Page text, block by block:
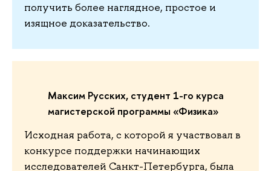
получить более наглядное, простое и
изящное доказательство.
Максим Русских, студент 1-го курса
магистерской программы «Физика»
Исходная работа, с которой я участвовал в
конкурсе поддержки начинающих
исследователей Санкт-Петербурга, была